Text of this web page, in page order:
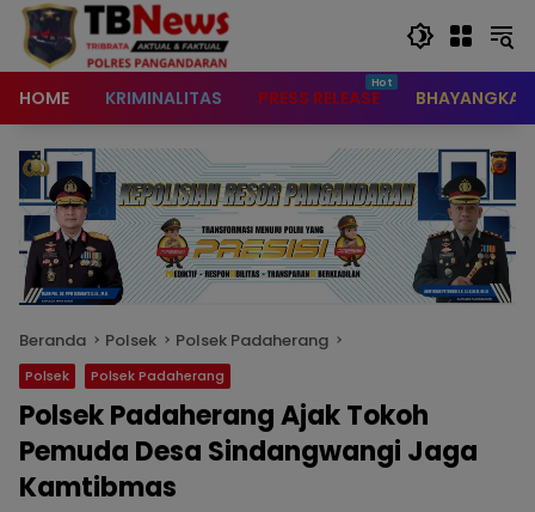
content
HOME KRIMINALITAS PRESS RELEASE BHAYANGKARI
Beranda Polsek Polsek Padaherang
Polsek Polsek Padaherang
Polsek Padaherang Ajak Tokoh
Pemuda Desa Sindangwangi Jaga
Kamtibmas